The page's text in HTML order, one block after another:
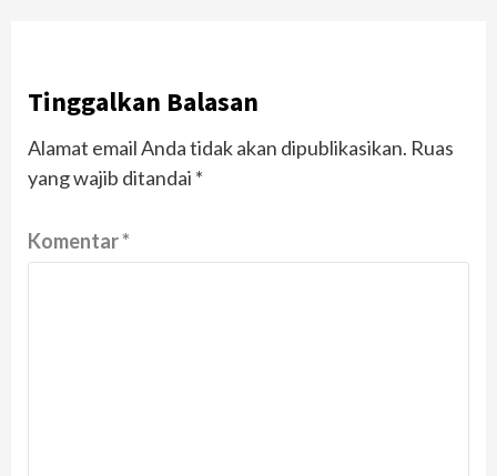
Tinggalkan Balasan
Alamat email Anda tidak akan dipublikasikan. Ruas
yang wajib ditandai *
Komentar*